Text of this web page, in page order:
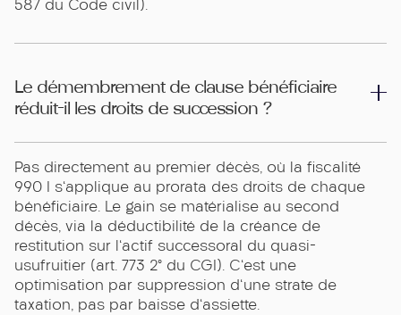
587 du Code civil).
Le démembrement de clause bénéficiaire
réduit-il les droits de succession ?
Pas directement au premier décès, où la fiscalité
990 I s'applique au prorata des droits de chaque
bénéficiaire. Le gain se matérialise au second
décès, via la déductibilité de la créance de
restitution sur l'actif successoral du quasi-
usufruitier (art. 773 2° du CGI). C'est une
optimisation par suppression d'une strate de
taxation, pas par baisse d'assiette.